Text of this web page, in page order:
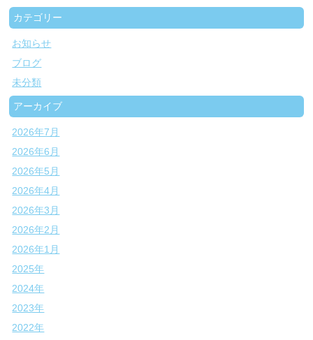
カテゴリー
お知らせ
ブログ
未分類
アーカイブ
2026年7月
2026年6月
2026年5月
2026年4月
2026年3月
2026年2月
2026年1月
2025年
2024年
2023年
2022年